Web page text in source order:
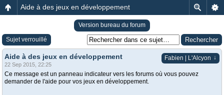
Aide à des jeux en développement
Version bureau du forum
Sujet verrouillé
Fabien | L'Alcyon ↓
Aide à des jeux en développement
22 Sep 2015, 22:25
Ce message est un panneau indicateur vers les forums où vous pouvez
demander de l'aide pour vos jeux en développement.